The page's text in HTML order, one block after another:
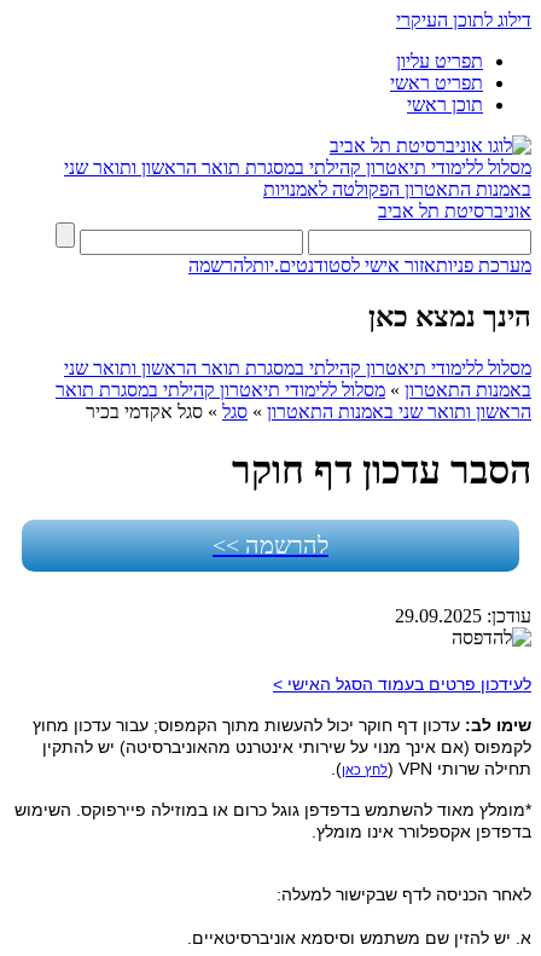
דילוג לתוכן העיקרי
תפריט עליון
תפריט ראשי
תוכן ראשי
מסלול ללימודי תיאטרון קהילתי במסגרת תואר הראשון ותואר שני
באמנות התאטרון הפקולטה לאמנויות
אוניברסיטת תל אביב
מערכת פניותאזור אישי לסטודנטים.יותלהרשמה
הינך נמצא כאן
מסלול ללימודי תיאטרון קהילתי במסגרת תואר הראשון ותואר שני
באמנות התאטרון » מסלול ללימודי תיאטרון קהילתי במסגרת תואר
הראשון ותואר שני באמנות התאטרון » סגל » סגל אקדמי בכיר
הסבר עדכון דף חוקר
להרשמה >>
עודכן: 29.09.2025
לעידכון פרטים בעמוד הסגל האישי >
שימו לב: עדכון דף חוקר יכול להעשות מתוך הקמפוס; עבור עדכון מחוץ
לקמפוס (אם אינך מנוי על שירותי אינטרנט מהאוניברסיטה) יש להתקין
תחילה שרותי VPN (
לחץ כאן).
*מומלץ מאוד להשתמש בדפדפן גוגל כרום או במוזילה פיירפוקס. השימוש
בדפדפן אקספלורר אינו מומלץ.
לאחר הכניסה לדף שבקישור למעלה:
א. יש להזין שם משתמש וסיסמא אוניברסיטאיים.